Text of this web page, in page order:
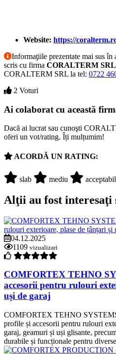
Website: https://
Informaţiile prezentate mai sus în
scris cu firma CORALTERM SRL
CORALTERM SRL la tel: 0722
2 Voturi
Ai colaborat cu această
Dacă ai lucrat sau cunoşti
oferi un vot/rating. Îți mulțumim!
ACORDĂ UN RATING:
slab mediu acceptabil
Alţii au fost interesaţi
04.12.2025
1109 vizualizari
COMFORTEX TEHNO
accesorii pentru rulouri
uși de garaj
COMFORTEX TEHNO
profile și accesorii pentru rulouri
garaj, geamuri și uși glisante,
durabile și funcționale pentru